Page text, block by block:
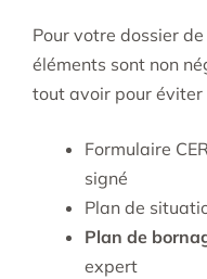
Pour votre dossier
éléments sont non
tout avoir pour éviter
Formulaire
signé
Plan de
Plan de
expert